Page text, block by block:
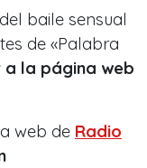
baile sensual
de «Palabra
la página web
web de Radio